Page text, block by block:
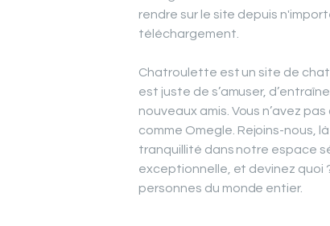
rendre sur le site depuis
téléchargement.
Chatroulette est un site de chat
est juste de s’amuser,
nouveaux amis. Vous n’avez
comme Omegle. Rejoins-nous,
tranquillité dans notre espace
exceptionnelle, et devinez quoi
personnes du monde entier.